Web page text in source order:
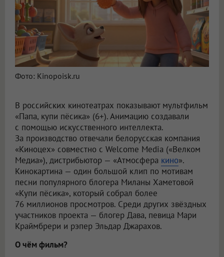
Фото: Kinopoisk.ru
В российских кинотеатрах показывают мультфильм
«Папа, купи пёсика» (6+). Анимацию создавали
с помощью искусственного интеллекта.
За производство отвечали белорусская компания
«Киноцех» совместно с Welcome Media («Велком
Медиа»), дистрибьютор — «Атмосфера кино».
Кинокартина — один большой клип по мотивам
песни популярного блогера Миланы Хаметовой
«Купи пёсика», который собрал более
76 миллионов просмотров. Среди других звёздных
участников проекта — блогер Дава, певица Мари
Краймбрери и рэпер Эльдар Джарахов.
О чём фильм?